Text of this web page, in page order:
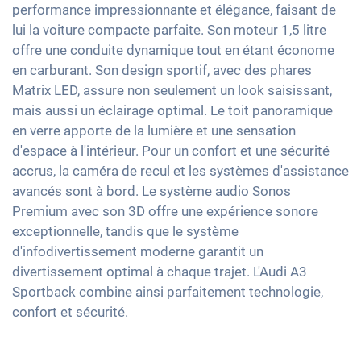
Rétroviseurs extérieurs à réglage électrique
Rétroviseur intérieur jour/nuit automatique
Préparation pour attelage
18" jantes en aluminium
Phares à LED Matrix
Contrôle de pression des pneus
Assistant de freinage d'urgence
Détection des piétons
Assistant de changement de voie
Interface USB
Apple Car Play
Android Auto
Ecran tactile
Full Digital Cockpit
Navigation avec Apple CarPlay / Android Auto
Climatisation 3 zones
Keyless Entry & Go
Sièges chauffants avant
Sièges en cuir partiel
Sièges sport
Lumière d'ambiance
Accoudoir central pour les sièges avant
Assistance au démarrage en côte
Banquette rabbattable
performance impressionnante et élégance, faisant de
lui la voiture compacte parfaite. Son moteur 1,5 litre
offre une conduite dynamique tout en étant économe
en carburant. Son design sportif, avec des phares
Matrix LED, assure non seulement un look saisissant,
mais aussi un éclairage optimal. Le toit panoramique
en verre apporte de la lumière et une sensation
d'espace à l'intérieur. Pour un confort et une sécurité
accrus, la caméra de recul et les systèmes d'assistance
avancés sont à bord. Le système audio Sonos
Premium avec son 3D offre une expérience sonore
exceptionnelle, tandis que le système
d'infodivertissement moderne garantit un
divertissement optimal à chaque trajet. L'Audi A3
Sportback combine ainsi parfaitement technologie,
confort et sécurité.